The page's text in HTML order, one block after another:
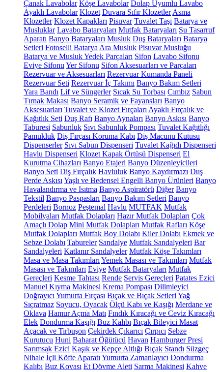
Çanak Lavabolar Köşe Lavabolar Dolap Uyumlu Lavabo
Ayaklı Lavabolar Klozet Duvara Sıfır Klozetler Asma
Klozetler Klozet Kapakları Pisuvar Tuvalet Taşı Batarya ve
Musluklar Lavabo Bataryaları Mutfak Bataryaları Su Tasarruf
Aparatı Banyo Bataryaları Musluk Duş Bataryaları Batarya
Setleri Fotoselli Batarya Ara Musluk Pisuvar Musluğu
Batarya ve Musluk Yedek Parçaları Sifon Lavabo Sifonu
Eviye Sifonu Yer Sifonu Sifon Aksesuarları ve Parçaları
Rezervuar ve Aksesuarları Rezervuar Kumanda Paneli
Rezervuar Seti Rezervuar İç Takımı Banyo Bakım Setleri
Yara Bandı Lif ve Süngerler Sıcak Su Torbası Cımbız Sabun
Tırnak Makası Banyo Seramik ve Fayansları Banyo
Aksesuarları Tuvalet ve Klozet Fırçaları Ayaklı Fırçalık ve
Kağıtlık Seti Duş Rafı Banyo Aynaları Banyo Askısı Banyo
Taburesi Sabunluk Sıvı Sabunluk Pompası Tuvalet Kağıtlığı
Pamukluk Diş Fırçası Koruma Kabı Diş Macunu Kutusu
Dispenserler Sıvı Sabun Dispenseri Tuvalet Kağıdı Dispenseri
Havlu Dispenseri Klozet Kapak Örtüsü Dispenseri El
Kurutma Cihazları Banyo Etajeri Banyo Düzenleyicileri
Banyo Seti Diş Fırçalık Havluluk Banyo Kaydırmazı Duş
Perde Askısı Yaşlı ve Bedensel Engelli Banyo Ürünleri Banyo
Havalandırma ve Isıtma Banyo Aspiratörü Diğer Banyo
Tekstil Banyo Paspasları Banyo Bakım Setleri Banyo
Perdeleri Bornoz Peştemal Havlu MUTFAK Mutfak
Mobilyaları Mutfak Dolapları Hazır Mutfak Dolapları Çok
Amaçlı Dolap Mini Mutfak Dolapları Mutfak Rafları Köşe
Mutfak Dolapları Mutfak Boy Dolabı Kiler Dolabı Ekmek ve
Sebze Dolabı Tabureler Sandalye Mutfak Sandalyeleri Bar
Sandalyeleri Katlanır Sandalyeler Mutfak Köşe Takımları
Masa ve Masa Takımları Yemek Masası ve Takımları Mutfak
Masası ve Takımları Eviye Mutfak Bataryaları Mutfak
Gereçleri Kesme Tahtası Rende Servis Gereçleri Patates Ezici
Manuel Kıyma Makinesi Krema Pompası Dilimleyici
Doğrayıcı Yumurta Fırçası Bıçak ve Bıçak Setleri Yağ
Sıçratmaz Soyucu, Oyacak Ölçü Kabı ve Kaşığı Merdane ve
Oklava Hamur Açma Matı Fındık Kıracağı ve Ceviz Kıracağı
Elek Dondurma Kaşığı Buz Kalıbı Bıçak Bileyici Masat
Açacak ve Tirbuşon Çekirdek Çıkarıcı Çırpıcı Sebze
Kurutucu Huni Baharat Öğütücü Havan Hamburger Presi
Sarımsak Ezici Kaşık ve Kepçe Altlığı Bıçak Standı Süzgeç
Nihale İçli Köfte Aparatı Yumurta Zamanlayıcı Dondurma
Kalıbı Buz Kovası Et Dövme Aleti Sarma Makinesi Kahve